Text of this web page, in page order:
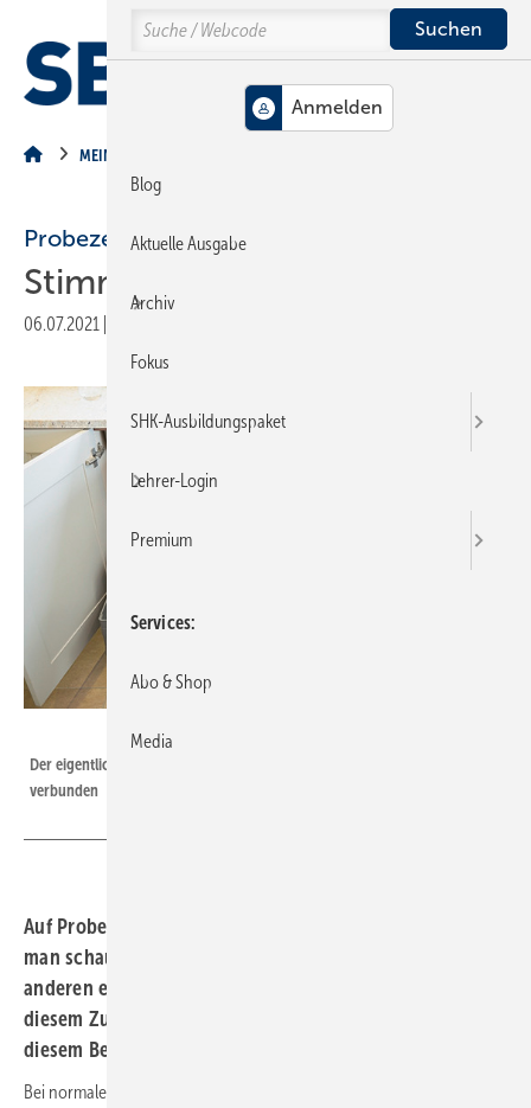
Hauptinhalt
Hauptmenü
SiteSearch
MEIN GUTES RECHT
Probezeit in der Ausbildungszeit
Stimmt es zwischen uns?
06.07.2021
Der eigentliche Beginn der Lehrzeit ist fast immer mit einer Probezeit
verbunden
Auf Probe zu arbeiten bedeutet für beide Seiten, dass
man schaut, ob die jeweiligen Erwartungen an den
anderen erfüllt werden. Welche rechtlichen Belange in
diesem Zusammenhang interessant sind, erfahren Sie in
diesem Bericht.
Bei normalen Arbeitsverträgen beträgt die Probezeit in der Regel
Search
Blog
Aktuelle Ausgabe
Archiv
Fokus
SHK-Ausbildungspaket
Lehrer-Login
Premium
Services
Abo & Shop
Media